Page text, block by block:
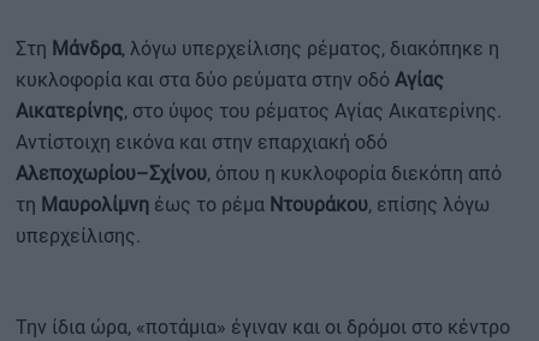
Στη Μάνδρα, λόγω υπερχείλισης ρέματος, διακόπηκε η
κυκλοφορία και στα δύο ρεύματα στην οδό Αγίας
Αικατερίνης, στο ύψος του ρέματος Αγίας Αικατερίνης.
Αντίστοιχη εικόνα και στην επαρχιακή οδό
Αλεποχωρίου–Σχίνου, όπου η κυκλοφορία διεκόπη από
τη Μαυρολίμνη έως το ρέμα Ντουράκου, επίσης λόγω
υπερχείλισης.
Την ίδια ώρα, «ποτάμια» έγιναν και οι δρόμοι στο κέντρο